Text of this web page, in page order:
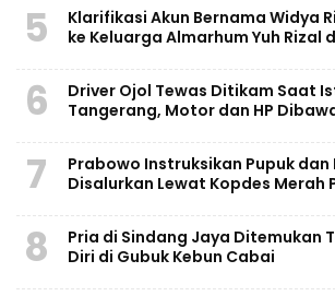
5
Klarifikasi Akun Bernama Widya
ke Keluarga Almarhum Yuh Rizal
6
Driver Ojol Tewas Ditikam Saat
Tangerang, Motor dan HP
7
Prabowo Instruksikan Pupuk dan
Disalurkan Lewat Kopdes Merah
8
Pria di Sindang Jaya Ditemukan
Diri di Gubuk Kebun Cabai